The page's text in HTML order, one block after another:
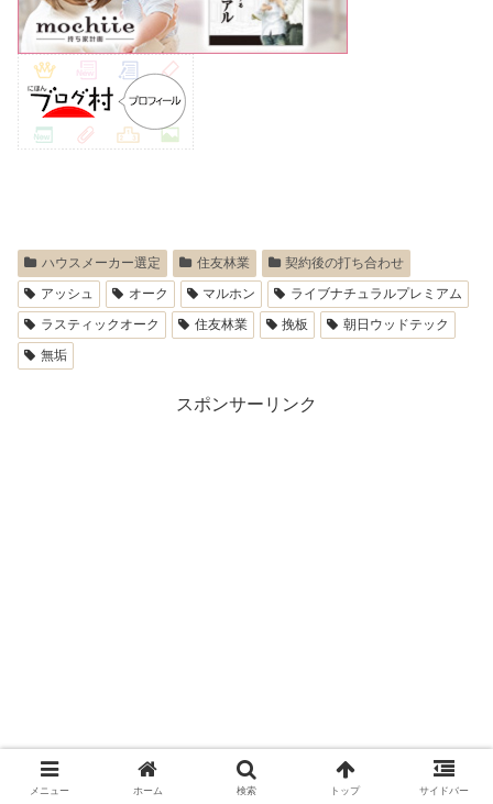
ハウスメーカー選定 住友林業
契約後の打ち合わせ
アッシュ
オーク マルホン
ライブナチュラルプレミアム
ラスティックオーク
住友林業 挽板
朝日ウッドテック
無垢
スポンサーリンク
メニュー ホーム 検索 トップ サイドバー